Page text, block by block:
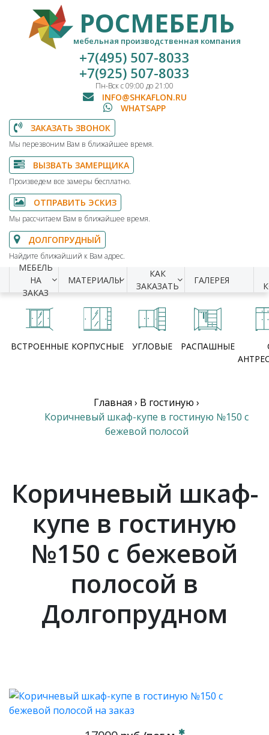
РОСМЕБЕЛЬ
мебельная производственная компания
+7(495) 507-8033
+7(925) 507-8033
Пн-Вск с 09:00 до 21:00
INFO@SHKAFLON.RU
WHATSAPP
ЗАКАЗАТЬ ЗВОНОК
Мы перезвоним Вам в ближайшее время.
ВЫЗВАТЬ ЗАМЕРЩИКА
Произведем все замеры бесплатно.
ОТПРАВИТЬ ЭСКИЗ
Мы рассчитаем Вам в ближайшее время.
ДОЛГОПРУДНЫЙ
Найдите ближайший к Вам адрес.
МЕБЕЛЬ
НА
ЗАКАЗ
МАТЕРИАЛЫ
КАК
ЗАКАЗАТЬ
ГАЛЕРЕЯ
ВСТРОЕННЫЕ КОРПУСНЫЕ УГЛОВЫЕ РАСПАШНЫЕ
Главная › В гостиную ›
Коричневый шкаф-купе в гостиную №150 с
бежевой полосой
Коричневый шкаф-
купе в гостиную
№150 с бежевой
полосой в
Долгопрудном